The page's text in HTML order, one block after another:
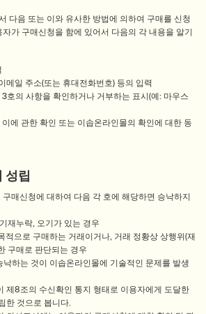
다음 또는 이와 유사한 방법에 의하여 구매를 신청
가 구매신청을 함에 있어서 다음의 각 내용을 알기
메일 주소(또는 휴대전화번호) 등의 입력
호의 사항을 확인하거나 거부하는 표시(예: 마우스
에 관한 확인 또는 이솝온라인몰의 확인에 대한 동
성립
매신청에 대하여 다음 각 호에 해당하면 승낙하지
재누락, 오기가 있는 경우
적으로 구매하는 거래이거나, 거래 정황상 상행위(재
구매로 판단되는 경우
낙하는 것이 이솝온라인몰에 기술적인 문제를 발생
제8조의 수신확인 통지 형태로 이용자에게 도달한
한 것으로 봅니다.